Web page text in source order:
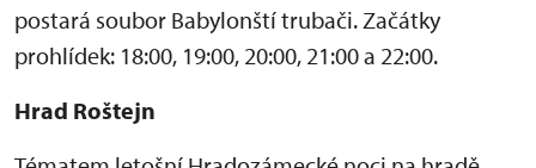
postará soubor Babylonští trubači. Začátky
prohlídek: 18:00, 19:00, 20:00, 21:00 a 22:00.
Hrad Roštejn